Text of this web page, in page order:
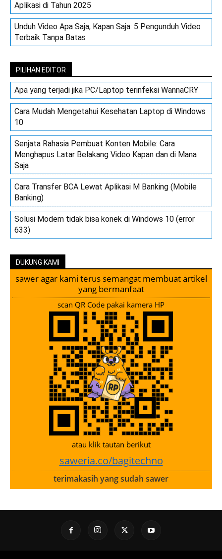
Aplikasi di Tahun 2025
Unduh Video Apa Saja, Kapan Saja: 5 Pengunduh Video
Terbaik Tanpa Batas
PILIHAN EDITOR
Apa yang terjadi jika PC/Laptop terinfeksi WannaCRY
Cara Mudah Mengetahui Kesehatan Laptop di Windows
10
Senjata Rahasia Pembuat Konten Mobile: Cara
Menghapus Latar Belakang Video Kapan dan di Mana
Saja
Cara Transfer BCA Lewat Aplikasi M Banking (Mobile
Banking)
Solusi Modem tidak bisa konek di Windows 10 (error
633)
DUKUNG KAMI
sawer agar kami terus semangat membuat artikel
yang bermanfaat
scan QR Code pakai kamera HP
atau klik tautan berikut
saweria.co/bagitechno
terimakasih yang sudah sawer